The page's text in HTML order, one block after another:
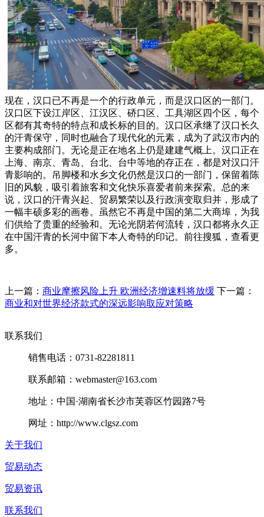
现在，汉口已不再是一个的行政单元，而是汉口区的一部门。
汉口区下设江岸区、江汉区、硚口区、工具湖区四个区，每个
区都有其奇特的特点和成长标的目的。汉口区承继了汉口长久
的汗青保守，同时也融合了现代化的元素，成为了武汉市内的
主要构成部门。无论是正在地名上仍是建建气概上。汉口正在
上海、南京、青岛、台北、台中等地的存正在，都是对汉口汗
青影响的。吊脚楼和水乡文化仍然是汉口的一部门，保留着陈
旧的风貌，吸引着旅客和文化快乐喜爱者前来探索。总的来
说，汉口的汗青兴起、贸易繁荣以及行政演变取归并，形成了
一幅丰硕多彩的画卷。虽然它不再是中国的第二大商埠，为我
们供给了贵重的经验和。无论光阴若何流转，汉口都将永久正
在中国汗青的长河中留下本人奇特的印记。前往搜狐，查看更
多。
上一篇： 商业摩擦风险上升 欧洲经济增速料将放缓 下一篇：
商业和对世界经济款式的深远影响取应对策略
联系我们
销售电话：0731-82281811
联系邮箱：webmaster@163.com
地址：中国·湖南省长沙市芙蓉区竹园路7号
网址：http://www.clgsz.com
关于我们
贸易动态
贸易资讯
联系我们